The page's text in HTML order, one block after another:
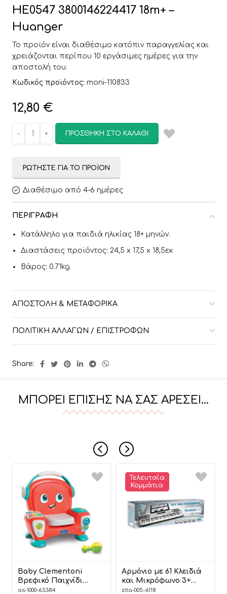
HE0547 3800146224417 18m+ –
Huanger
Το προϊόν είναι διαθέσιμο κατόπιν παραγγελίας και
χρειάζονται περίπου 10 εργάσιμες ημέρες για την
αποστολή του.
Κωδικός προϊόντος: moni-110833
12,80 €
ΠΡΟΣΘΉΚΗ ΣΤΟ ΚΑΛΆΘΙ
ΡΩΤΉΣΤΕ ΓΙΑ ΤΟ ΠΡΟΪΌΝ
Διαθέσιμο από 4-6 ημέρες
ΠΕΡΙΓΡΑΦΉ
Κατάλληλο για παιδιά ηλικίας 18+ μηνών.
Διαστάσεις προϊόντος: 24,5 x 17,5 x 18,5εκ
Βάρος: 0.71kg
ΑΠΟΣΤΟΛΉ & ΜΕΤΑΦΟΡΙΚΆ
ΠΟΛΙΤΙΚΉ ΑΛΛΑΓΏΝ / ΕΠΙΣΤΡΟΦΏΝ
Share:
ΜΠΟΡΕΊ ΕΠΊΣΗΣ ΝΑ ΣΑΣ ΑΡΈΣΕΙ…
Baby Clementoni
Βρεφικό Παιχνίδι
Εκπαιδευτική
as-1000-63384
Τελευταία
Κομμάτια
Αρμόνιο με 61 Κλειδιά
και Μικρόφωνο 3+
005.6118 #, Zita Toys
zita-005-6118